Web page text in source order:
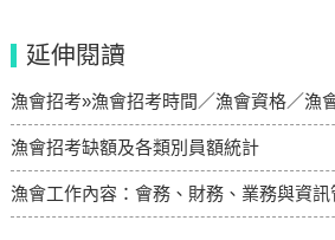
延伸閱讀
漁會招考»漁會招考時間／漁會資格／漁
漁會招考缺額及各類別員額統計
漁會工作內容：會務、財務、業務與資訊